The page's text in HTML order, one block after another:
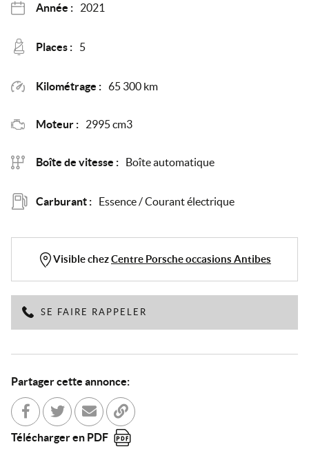
Année : 2021
Places : 5
Kilométrage : 65 300 km
Moteur : 2995 cm3
Boîte de vitesse : Boîte automatique
Carburant : Essence / Courant électrique
Visible chezCentre Porsche occasions Antibes
SE FAIRE RAPPELER
Partager cette annonce:
Partager sur Facebook
Partager sur Twitter
Envoyer à un ami
Copier dans le bloc-note
Télécharger en PDF